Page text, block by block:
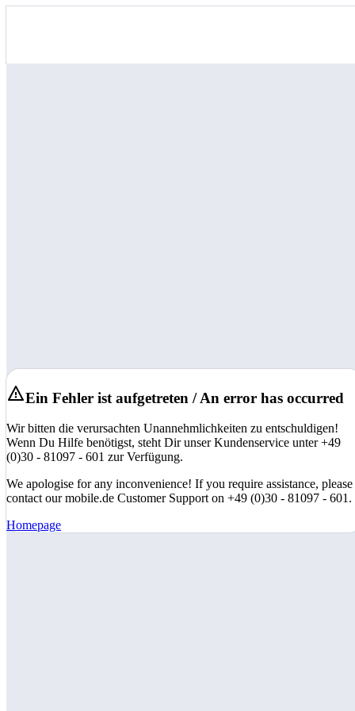
Ein Fehler ist aufgetreten / An error has occurred
Wir bitten die verursachten Unannehmlichkeiten zu entschuldigen!
Wenn Du Hilfe benötigst, steht Dir unser Kundenservice unter +49
(0)30 - 81097 - 601 zur Verfügung.
We apologise for any inconvenience! If you require assistance, please
contact our mobile.de Customer Support on +49 (0)30 - 81097 - 601.
Homepage